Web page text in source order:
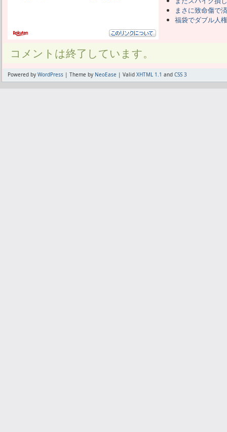
まさに致命傷で
福袋でダブル人権
コメントは終了しています。
Powered by WordPress | Theme by NeoEase | Valid XHTML 1.1 and CSS 3